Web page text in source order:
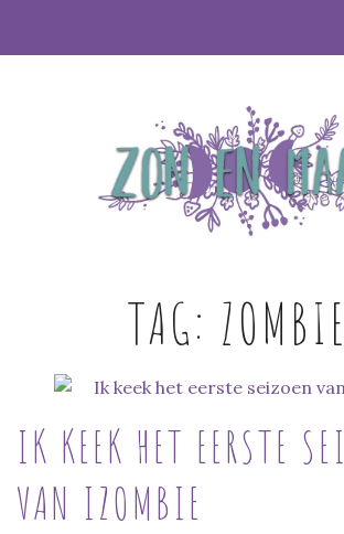
TAG:
IK KEEK HET EERSTE
VAN IZOMBIE